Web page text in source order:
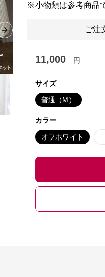
Next slide
※小物類は参考商品
ご注
11,000 円
サイズ
普通（M）
カラー
オフホワイト